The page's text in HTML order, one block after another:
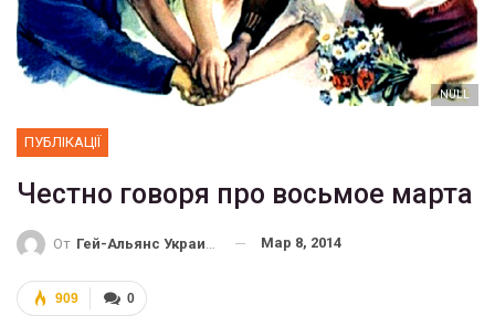
NULL
ПУБЛІКАЦІЇ
Честно говоря про восьмое марта
От Гей-Альянс Украина Мар 8, 2014
0
909